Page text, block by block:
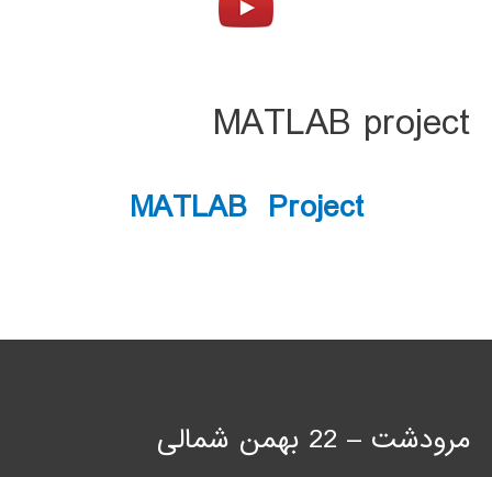
MATLAB project
MATLAB Project
مرودشت – 22 بهمن شمالی